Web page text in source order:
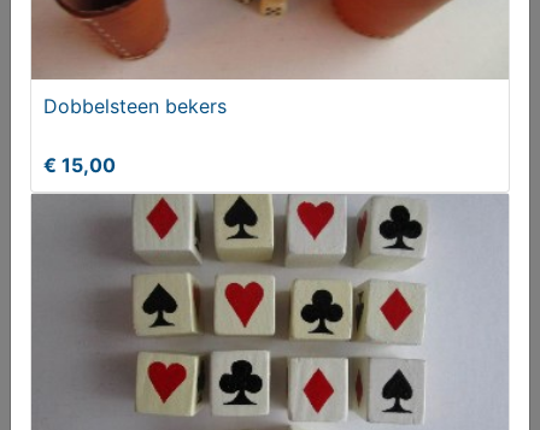
Dobbelsteen bekers
Dobbelsteen bekers
€ 15,00